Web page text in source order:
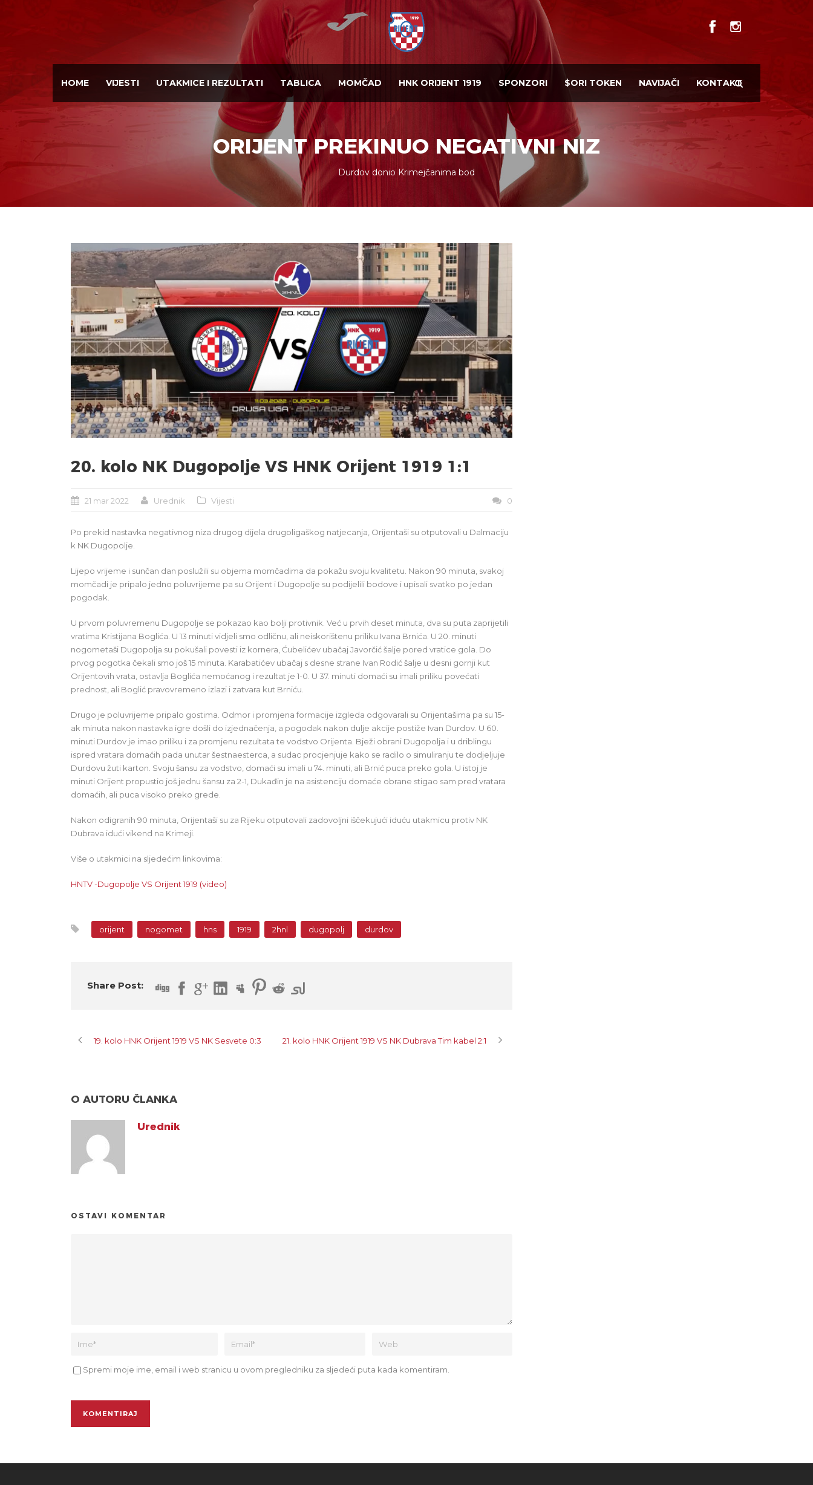
HOME VIJESTI UTAKMICE I REZULTATI TABLICA MOMČAD HNK ORIJENT 1919 SPONZORI $ORI TOKEN NAVIJAČI KONTAKT
ORIJENT PREKINUO NEGATIVNI NIZ
Durdov donio Krimejčanima bod
20. kolo NK Dugopolje VS HNK Orijent 1919 1:1
21 mar 2022 Urednik Vijesti 0
Po prekid nastavka negativnog niza drugog dijela drugoligaškog natjecanja, Orijentaši su otputovali u Dalmaciju
k NK Dugopolje.
Lijepo vrijeme i sunčan dan poslužili su objema momčadima da pokažu svoju kvalitetu. Nakon 90 minuta, svakoj
momčadi je pripalo jedno poluvrijeme pa su Orijent i Dugopolje su podijelili bodove i upisali svatko po jedan
pogodak.
U prvom poluvremenu Dugopolje se pokazao kao bolji protivnik. Već u prvih deset minuta, dva su puta zaprijetili
vratima Kristijana Boglića. U 13 minuti vidjeli smo odličnu, ali neiskorištenu priliku Ivana Brnića. U 20. minuti
nogometaši Dugopolja su pokušali povesti iz kornera, Ćubelićev ubačaj Javorčić šalje pored vratice gola. Do
prvog pogotka čekali smo još 15 minuta. Karabatićev ubačaj s desne strane Ivan Rodić šalje u desni gornji kut
Orijentovih vrata, ostavlja Boglića nemoćanog i rezultat je 1-0. U 37. minuti domaći su imali priliku povećati
prednost, ali Boglić pravovremeno izlazi i zatvara kut Brniću.
Drugo je poluvrijeme pripalo gostima. Odmor i promjena formacije izgleda odgovarali su Orijentašima pa su 15-
ak minuta nakon nastavka igre došli do izjednačenja, a pogodak nakon dulje akcije postiže Ivan Durdov. U 60.
minuti Durdov je imao priliku i za promjenu rezultata te vodstvo Orijenta. Bježi obrani Dugopolja i u driblingu
ispred vratara domaćih pada unutar šestnaesterca, a sudac procjenjuje kako se radilo o simuliranju te dodjeljuje
Durdovu žuti karton. Svoju šansu za vodstvo, domaći su imali u 74. minuti, ali Brnić puca preko gola. U istoj je
minuti Orijent propustio još jednu šansu za 2-1, Dukađin je na asistenciju domaće obrane stigao sam pred vratara
domaćih, ali puca visoko preko grede.
Nakon odigranih 90 minuta, Orijentaši su za Rijeku otputovali zadovoljni iščekujući iduću utakmicu protiv NK
Dubrava idući vikend na Krimeji.
Više o utakmici na sljedećim linkovima:
HNTV -Dugopolje VS Orijent 1919 (video)
orijent nogomet hns 1919 2hnl dugopolj durdov
Share Post:
19. kolo HNK Orijent 1919 VS NK Sesvete 0:3 21. kolo HNK Orijent 1919 VS NK Dubrava Tim kabel 2:1
O AUTORU ČLANKA
Urednik
OSTAVI KOMENTAR
Spremi moje ime, email i web stranicu u ovom pregledniku za sljedeći puta kada komentiram.